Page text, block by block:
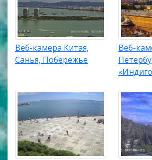
Веб-камера Китая,
Санья, Побережье
Веб-